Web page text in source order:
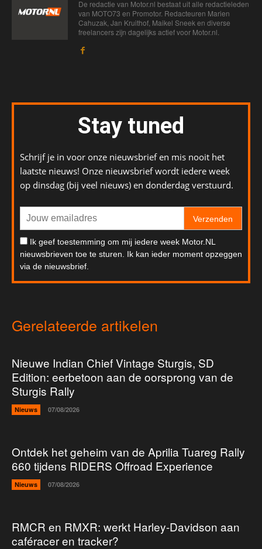
De redactie van Motor.nl bestaat uit alle redactieleden
van MOTO73 en Promotor. Redacteuren Marien
Cahuzak, Jan Kruithof, Maikel Sneek en diverse
freelancers zijn dagelijks actief voor Motor.nl.
Stay tuned
Schrijf je in voor onze nieuwsbrief en mis nooit het
laatste nieuws! Onze nieuwsbrief wordt iedere week
op dinsdag (bij veel nieuws) en donderdag verstuurd.
Verzenden
Ik geef toestemming om mij iedere week Motor.NL
nieuwsbrieven toe te sturen. Ik kan ieder moment opzeggen
via de nieuwsbrief.
Gerelateerde artikelen
Nieuwe Indian Chief Vintage Sturgis, SD
Edition: eerbetoon aan de oorsprong van de
Sturgis Rally
Nieuws 07/08/2026
Ontdek het geheim van de Aprilia Tuareg Rally
660 tijdens RIDERS Offroad Experience
Nieuws 07/08/2026
RMCR en RMXR: werkt Harley-Davidson aan
caféracer en tracker?